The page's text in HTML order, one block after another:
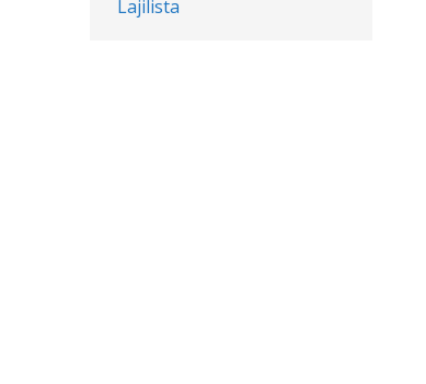
Lajilista